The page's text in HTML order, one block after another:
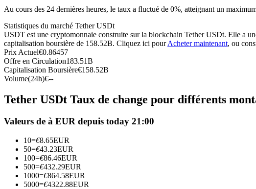
Futures USDC
Futures utilisant l'USDC comme garantie
Au cours des 24 dernières heures, le taux a fluctué de 0%, atteignant un
Statistiques du marché Tether USDt
USDT est une cryptomonnaie construite sur la blockchain Tether USDt. Elle a
capitalisation boursière de 158.52B. Cliquez ici pourAcheter maintenant, ou
Prix Actuel€0.86457
Offre en Circulation183.51B
Capitalisation Boursière€158.52B
Volume(24h)€--
Tether USDt Taux de change pour différents
Valeurs de à EUR depuis today 21:00
10=€8.65EUR
50=€43.23EUR
100=€86.46EUR
500=€432.29EUR
1000=€864.58EUR
5000=€4322.88EUR